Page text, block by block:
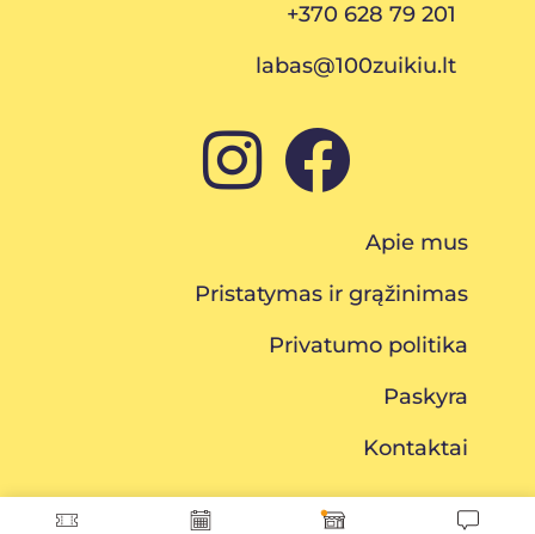
+370 628 79 201
labas@100zuikiu.lt
Apie mus
Pristatymas ir grąžinimas
Privatumo politika
Paskyra
Kontaktai